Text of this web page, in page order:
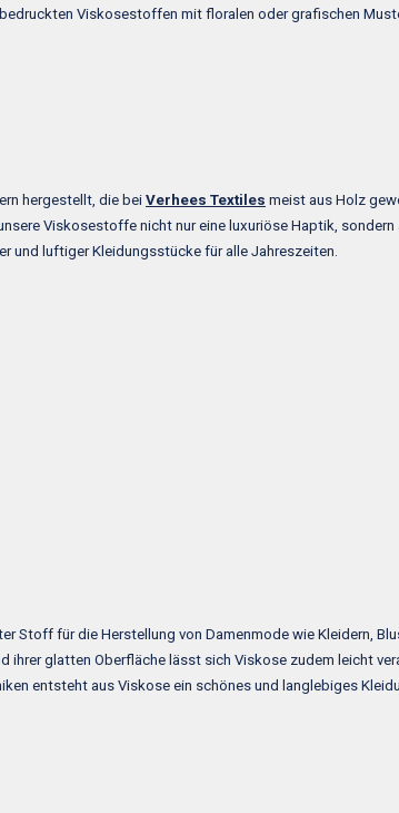
Viskosestoffen mit floralen oder grafischen
hergestellt, die bei Verhees Textiles meist aus Holz
Viskosestoffe nicht nur eine luxuriöse Haptik,
und luftiger Kleidungsstücke für alle Jahreszeiten.
Stoff für die Herstellung von Damenmode wie Kleidern,
ihrer glatten Oberfläche lässt sich Viskose zudem leicht
entsteht aus Viskose ein schönes und langlebiges